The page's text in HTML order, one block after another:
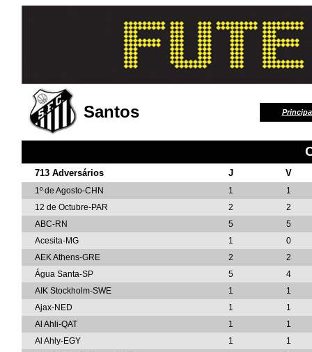
Santos
713 Adversários J V
1º de Agosto-CHN 1
1
12 de Octubre-PAR
2
2
ABC-RN
5
5
Acesita-MG
1
0
AEK Athens-GRE
2
2
Água Santa-SP
5
4
AIK Stockholm-SWE
1
1
Ajax-NED
1
1
Al Ahli-QAT
1
1
Al Ahly-EGY
1
1